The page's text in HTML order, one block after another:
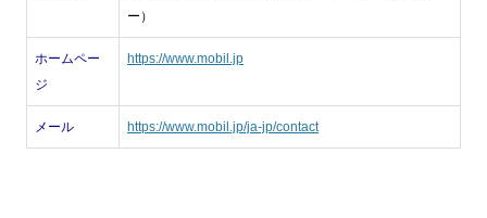
ー）
ホームペー
ジ
https://www.mobil.jp
メール https://www.mobil.jp/ja-jp/contact